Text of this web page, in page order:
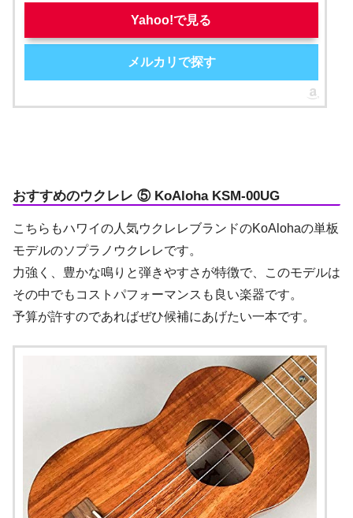
Yahoo!で見る
メルカリで探す
おすすめのウクレレ ⑤ KoAloha KSM-00UG
こちらもハワイの人気ウクレレブランドのKoAlohaの単板
モデルのソプラノウクレレです。
力強く、豊かな鳴りと弾きやすさが特徴で、このモデルは
その中でもコストパフォーマンスも良い楽器です。
予算が許すのであればぜひ候補にあげたい一本です。